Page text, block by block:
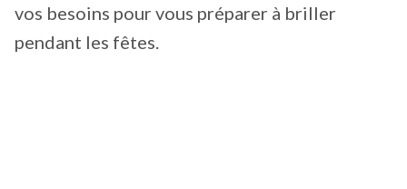
vos besoins pour vous préparer à briller
pendant les fêtes.